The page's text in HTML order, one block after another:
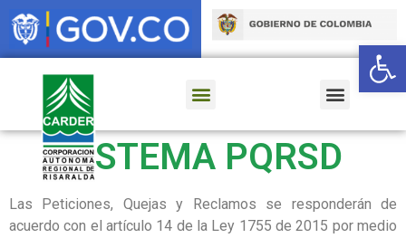
SISTEMA PQRSD
Las Peticiones, Quejas y Reclamos se responderán de
acuerdo con el artículo 14 de la Ley 1755 de 2015 por medio